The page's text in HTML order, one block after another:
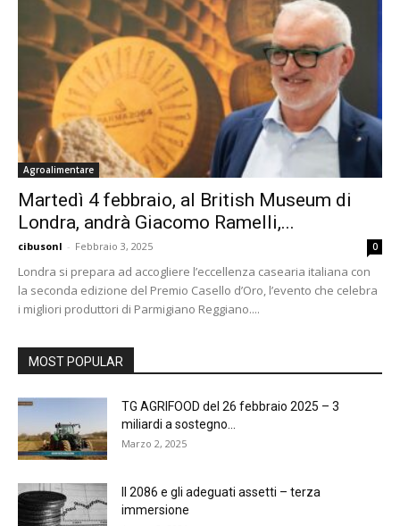
Agroalimentare
Martedì 4 febbraio, al British Museum di
Londra, andrà Giacomo Ramelli,...
cibusonl - Febbraio 3, 2025 0
Londra si prepara ad accogliere l’eccellenza casearia italiana con
la seconda edizione del Premio Casello d’Oro, l’evento che celebra
i migliori produttori di Parmigiano Reggiano....
MOST POPULAR
TG AGRIFOOD del 26 febbraio 2025 – 3
miliardi a sostegno...
Marzo 2, 2025
Il 2086 e gli adeguati assetti – terza
immersione